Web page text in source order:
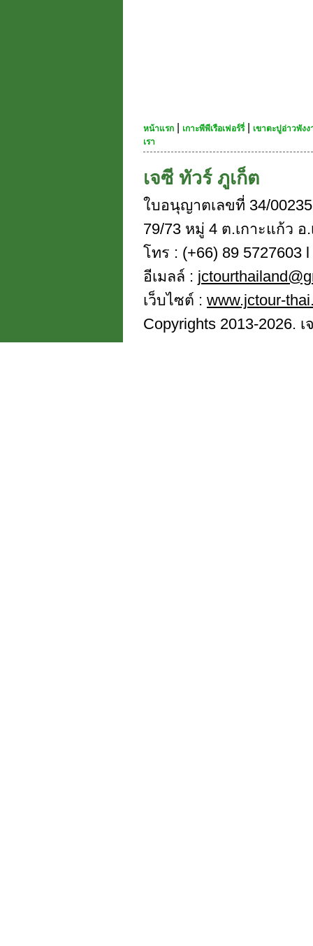
หน้าแรก เกาะพีพีเรือเฟอร์รี่|
เขาตะปูอ่าวพัง
เรา
เจซี ทัวร์ ภูเก็ต
ใบอนุญาตเลขที่ 34/
79/73 หมู่ 4 ต.เกาะแก้ว อ
โทร : (+66) 89 5727603
อีเมลล์ :
เว็บไซต์ : www.jctour-
Copyrights 2013-2026.